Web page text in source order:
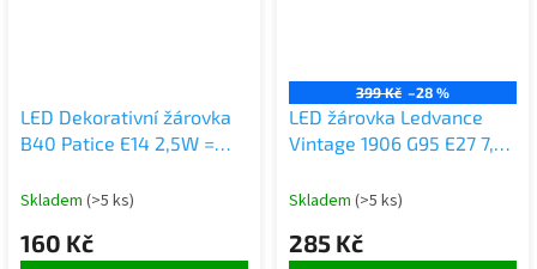
LED Dekorativní žárovka
B40 Patice E14 2,5W =
300 Vintage 1906 Osram
Skladem (>5 ks)
160 Kč
399 Kč –28 %
LED žárovka Ledvance
Vintage 1906 G95 E27 7,8
Skladem (>5 ks)
285 Kč